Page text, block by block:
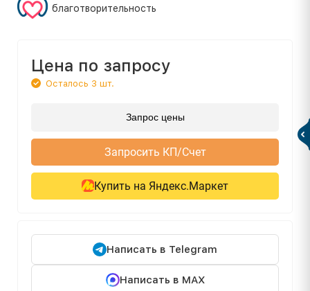
благотворительность
Цена по запросу
Осталось 3 шт.
Запрос цены
Запросить КП/Счет
Купить на Яндекс.Маркет
Написать в Telegram
Написать в MAX